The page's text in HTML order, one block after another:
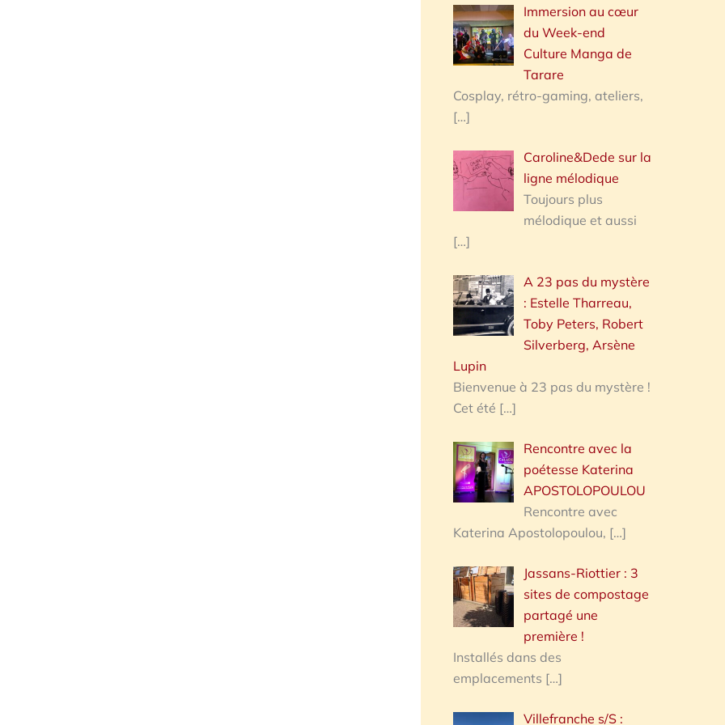
Immersion au cœur
du Week-end
Culture Manga de
Tarare
Cosplay, rétro-gaming, ateliers,
[…]
Caroline&Dede sur la
ligne mélodique
Toujours plus
mélodique et aussi
[…]
A 23 pas du mystère
: Estelle Tharreau,
Toby Peters, Robert
Silverberg, Arsène
Lupin
Bienvenue à 23 pas du mystère !
Cet été […]
Rencontre avec la
poétesse Katerina
APOSTOLOPOULOU
Rencontre avec
Katerina Apostolopoulou, […]
Jassans-Riottier : 3
sites de compostage
partagé une
première !
Installés dans des
emplacements […]
Villefranche s/S :